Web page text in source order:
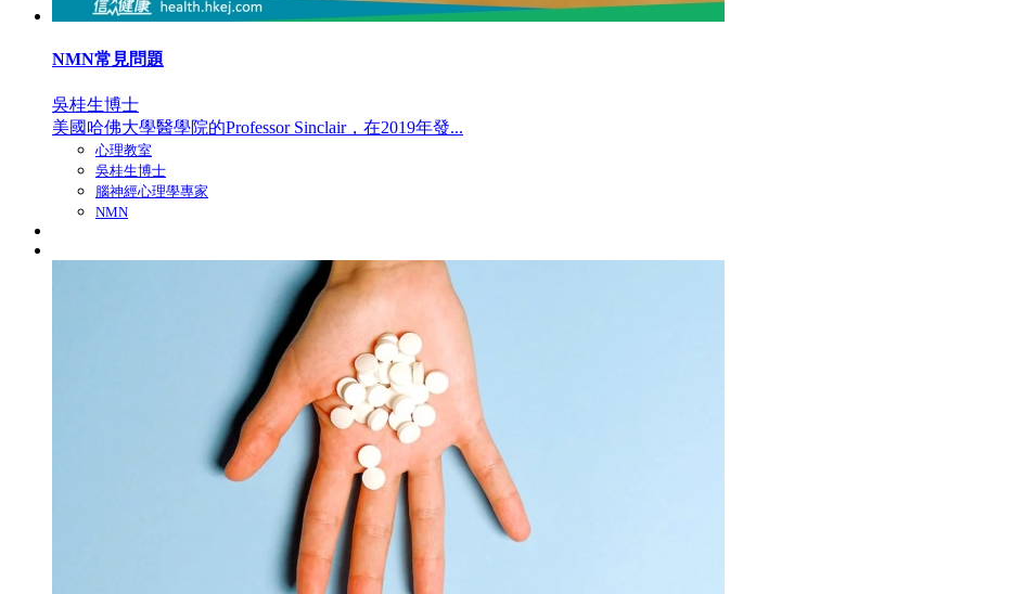
NMN常見問題
吳桂生博士
美國哈佛大學醫學院的Professor Sinclair，在2019年發...
心理教室
吳桂生博士
腦神經心理學專家
NMN